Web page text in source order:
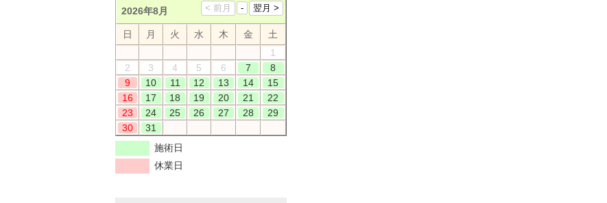
2026年8月
日 月 火 水 木 金
土
1
2
3 4 5 6 7
8
9
10 11 12 13 14
15
16
17 18 19 20 21
22
23
24 25 26 27 28
29
30
31
施術日
休業日